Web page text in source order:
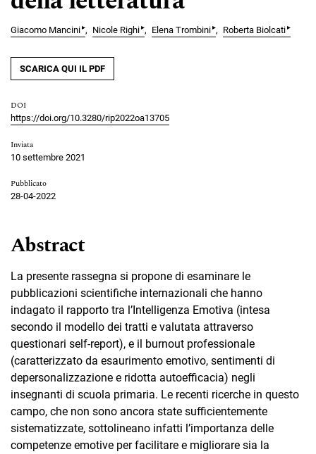
Giacomo Mancini▸ Nicole Righi▸ Elena Trombini▸ Roberta Biolcati▸
SCARICA QUI IL PDF
DOI
https://doi.org/10.3280/rip2022oa13705
Inviata
10 settembre 2021
Pubblicato
28-04-2022
Abstract
La presente rassegna si propone di esaminare le
pubblicazioni scientifiche internazionali che hanno
indagato il rapporto tra l’Intelligenza Emotiva (intesa
secondo il modello dei tratti e valutata attraverso
questionari self-report), e il burnout professionale
(caratterizzato da esaurimento emotivo, sentimenti di
depersonalizzazione e ridotta autoefficacia) negli
insegnanti di scuola primaria. Le recenti ricerche in questo
campo, che non sono ancora state sufficientemente
sistematizzate, sottolineano infatti l’importanza delle
competenze emotive per facilitare e migliorare sia la